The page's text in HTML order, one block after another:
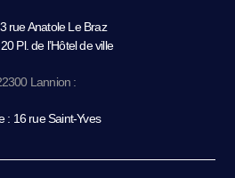
rue Anatole Le Braz
Pl. de l’Hôtel de ville
Lannion :
: 16 rue Saint-Yves